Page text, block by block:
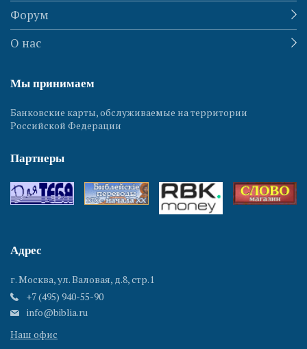
крепость в
Араде. Руины
храма. Святая
Форум
О нас
Мы принимаем
Банковские карты, обслуживаемые на территории
Российской Федерации
Партнеры
Адрес
г. Москва, ул. Валовая, д.8, стр.1
+7 (495) 940-55-90
info@biblia.ru
Наш офис